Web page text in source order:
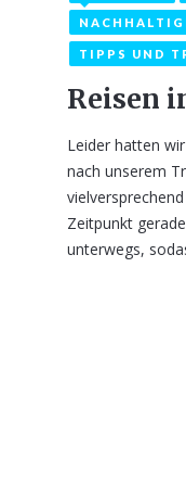
TIPPS UND
Reisen
Leider hatten
nach unserem
Zeitpunkt
unterwegs,